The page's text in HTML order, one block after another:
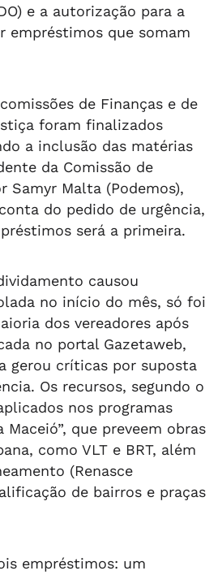
e a autorização para a
empréstimos que somam
de Finanças e de
foram finalizados
a inclusão das matérias
da Comissão de
Samyr Malta (Podemos),
do pedido de urgência,
será a primeira.
causou
no início do mês, só foi
dos vereadores após
no portal Gazetaweb,
gerou críticas por suposta
Os recursos, segundo o
nos programas
Maceió”, que preveem obras
como VLT e BRT, além
(Renasce
de bairros e praças
empréstimos: um